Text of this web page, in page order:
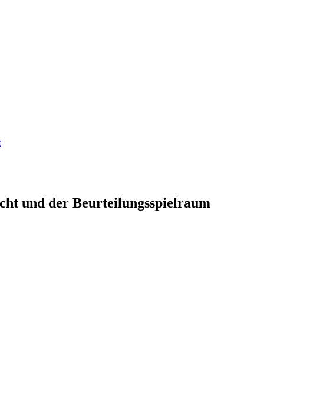
und der Beurteilungsspielraum